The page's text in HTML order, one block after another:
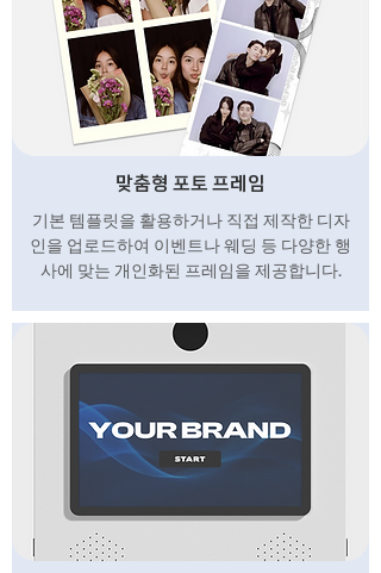
맞춤형 포토 프레임
기본 템플릿을 활용하거나 직접 제작한 디자
인을 업로드하여 이벤트나 웨딩 등 다양한 행
사에 맞는 개인화된 프레임을 제공합니다.